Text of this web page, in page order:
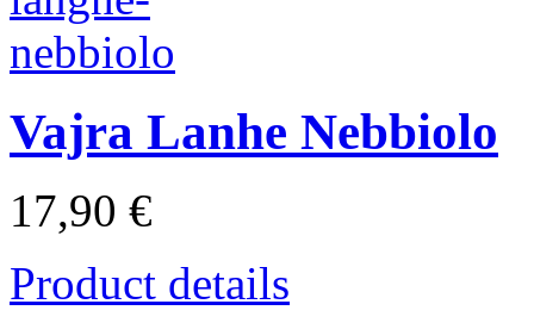
Vajra Lanhe Nebbiolo
17,90 €
Product details